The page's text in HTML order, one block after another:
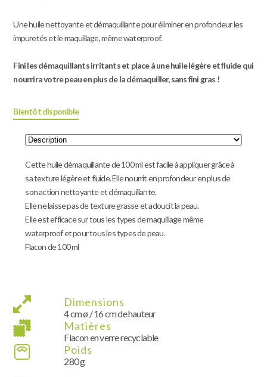
Une huile nettoyante et démaquillante pour éliminer en profondeur les
impuretés et le maquillage, même waterproof.
Fini les démaquillants irritants et place à une huile légère et fluide qui
nourrira votre peau en plus de la démaquiller, sans fini gras !
Bientôt disponible
Cette huile démaquillante de 100 ml est facile à appliquer grâce à
sa texture légère et fluide. Elle nourrit en profondeur en plus de
son action nettoyante et démaquillante.
Elle ne laisse pas de texture grasse et adoucit la peau.
Elle est efficace sur tous les types de maquillage même
waterproof et pour tous les types de peau.
Flacon de 100 ml
Dimensions
4 cm ø / 16 cm de hauteur
Matières
Flacon en verre recyclable
Poids
280 g